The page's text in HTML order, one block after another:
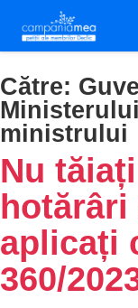
main
content
Către:
ministrului
Nu
hotărâri
aplicați
360/